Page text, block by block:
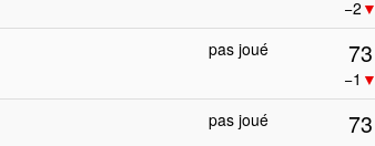
−2 ▼
pas joué 73
−1 ▼
pas joué 73